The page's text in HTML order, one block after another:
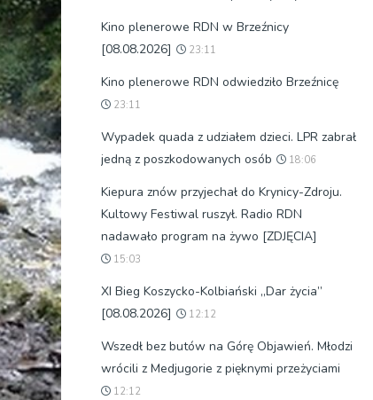
Kino plenerowe RDN w Brzeźnicy
[08.08.2026]
23:11
Kino plenerowe RDN odwiedziło Brzeźnicę
23:11
Wypadek quada z udziałem dzieci. LPR zabrał
jedną z poszkodowanych osób
18:06
Kiepura znów przyjechał do Krynicy-Zdroju.
Kultowy Festiwal ruszył. Radio RDN
nadawało program na żywo [ZDJĘCIA]
15:03
XI Bieg Koszycko-Kolbiański „Dar życia”
[08.08.2026]
12:12
Wszedł bez butów na Górę Objawień. Młodzi
wrócili z Medjugorie z pięknymi przeżyciami
12:12